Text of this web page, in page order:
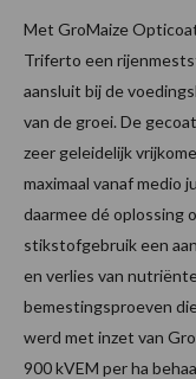
Met GroMaize
Triferto een
aansluit bij de
van de groei. De
zeer geleidelijk
maximaal vanaf medio
daarmee dé oplossing
stikstofgebruik een
en verlies van
bemestingsproeven
werd met inzet van
900 kVEM per ha